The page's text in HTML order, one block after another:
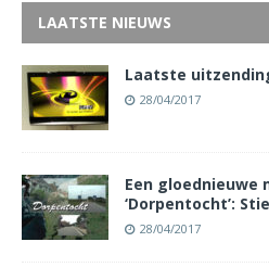
LAATSTE NIEUWS
Laatste
28/04/2017
Een gloednieuwe
‘Dorpentocht’:
28/04/2017